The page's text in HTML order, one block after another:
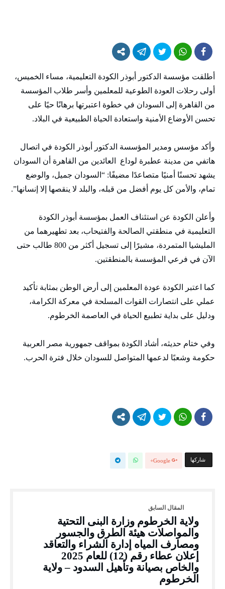
أطلقت مؤسسة الدكتور أبوذر الكودة التعليمية، مساء الخميس،
أولى رحلات العودة الطوعية للمعلمين وأسر طلاب المؤسسة
من القاهرة إلى السودان في خطوة اعتبرتها برهانًا حيًا على
تحسن الأوضاع الأمنية واستعادة الحياة الطبيعية في البلاد.
وأكد مؤسس ومدير المؤسسة الدكتور أبوذر الكودة في اتصال
هاتفي من مدينة عطبرة لوداع العائدين من القاهرة أن السودان
يشهد تحسنًا أمنيًا متصاعدًا مضيفًا: “السودان جميل، والوضع
تمام، والأمن كل يوم أفضل من قبله، والبلد لا ينقصها إلا إنسانها”.
وأعلن الكودة عن استئناف العمل بمؤسسة أبوذر الكودة
التعليمية في منطقتي الصالحة والفتيحاب، بعد تطهيرهما من
المليشيا المتمردة، مشيرًا إلى تسجيل أكثر من 800 طالب حتى
الآن في فرعي المؤسسة بالمنطقتين.
كما اعتبر الكودة عودة المعلمين إلى أرض الوطن بمثابة تأكيد
عملي على انتصارات القوات المسلحة في معركة الكرامة،
ودليل على بداية تطبيع الحياة في العاصمة الخرطوم.
وفي ختام حديثه، أشاد الكودة بمواقف جمهورية مصر العربية
حكومة وشعبًا لدعمها المتواصل للسودان خلال فترة الحرب.
‫‫ شاركها‬ Google+
ولاية الخرطوم وزارة البنى التحتية
والمواصلات هيئة الطرق والجسور
ومصارف المياه إدارة الشراء والتعاقد
إعلان عطاء رقم (12) للعام 2025
والخاص بصيانة وتأهيل السدود – ولاية
الخرطوم